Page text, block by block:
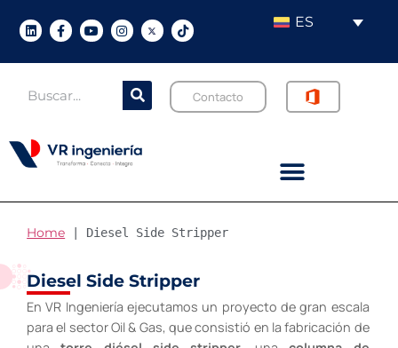
ES
Contacto
Home Diesel Side Stripper
Diesel Side Stripper
En VR Ingeniería ejecutamos un proyecto de gran escala
para el sector Oil & Gas, que consistió en la fabricación de